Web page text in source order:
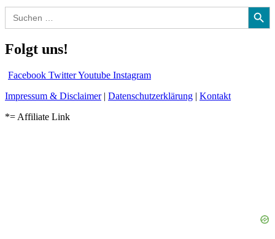
Search
for:
Search Button
Folgt uns!
Facebook TwitterYoutube Instagram
Impressum & Disclaimer| Datenschutzerklärung | Kontakt
*= Affiliate Link